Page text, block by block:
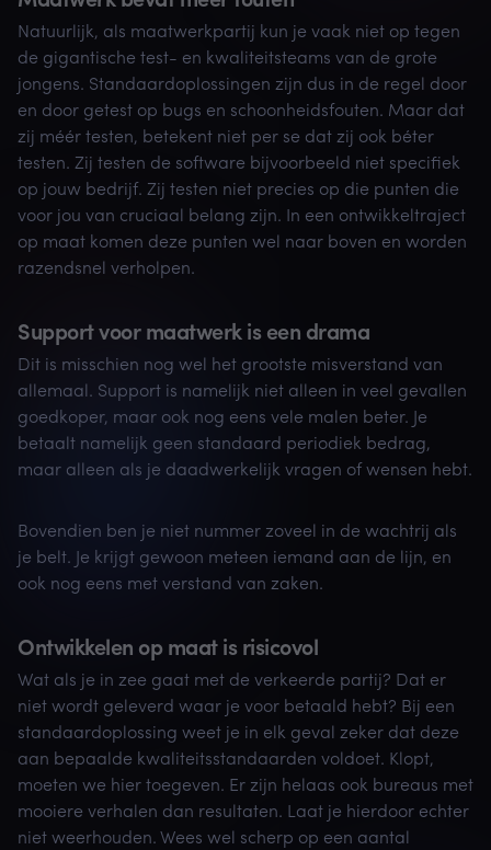
Natuurlijk, als maatwerkpartij kun je vaak niet op tegen
de gigantische test- en kwaliteitsteams van de grote
jongens. Standaardoplossingen zijn dus in de regel door
en door getest op bugs en schoonheidsfouten. Maar dat
zij méér testen, betekent niet per se dat zij ook béter
testen. Zij testen de software bijvoorbeeld niet specifiek
op jouw bedrijf. Zij testen niet precies op die punten die
voor jou van cruciaal belang zijn. In een ontwikkeltraject
op maat komen deze punten wel naar boven en worden
razendsnel verholpen.
Support voor maatwerk is een drama
Dit is misschien nog wel het grootste misverstand van
allemaal. Support is namelijk niet alleen in veel gevallen
goedkoper, maar ook nog eens vele malen beter. Je
betaalt namelijk geen standaard periodiek bedrag,
maar alleen als je daadwerkelijk vragen of wensen hebt.
Bovendien ben je niet nummer zoveel in de wachtrij als
je belt. Je krijgt gewoon meteen iemand aan de lijn, en
ook nog eens met verstand van zaken.
Ontwikkelen op maat is risicovol
Wat als je in zee gaat met de verkeerde partij? Dat er
niet wordt geleverd waar je voor betaald hebt? Bij een
standaardoplossing weet je in elk geval zeker dat deze
aan bepaalde kwaliteitsstandaarden voldoet. Klopt,
moeten we hier toegeven. Er zijn helaas ook bureaus met
mooiere verhalen dan resultaten. Laat je hierdoor echter
niet weerhouden. Wees wel scherp op een aantal